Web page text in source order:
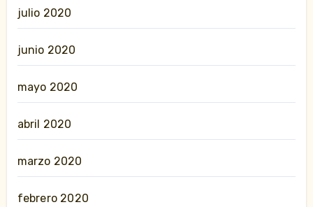
julio 2020
junio 2020
mayo 2020
abril 2020
marzo 2020
febrero 2020